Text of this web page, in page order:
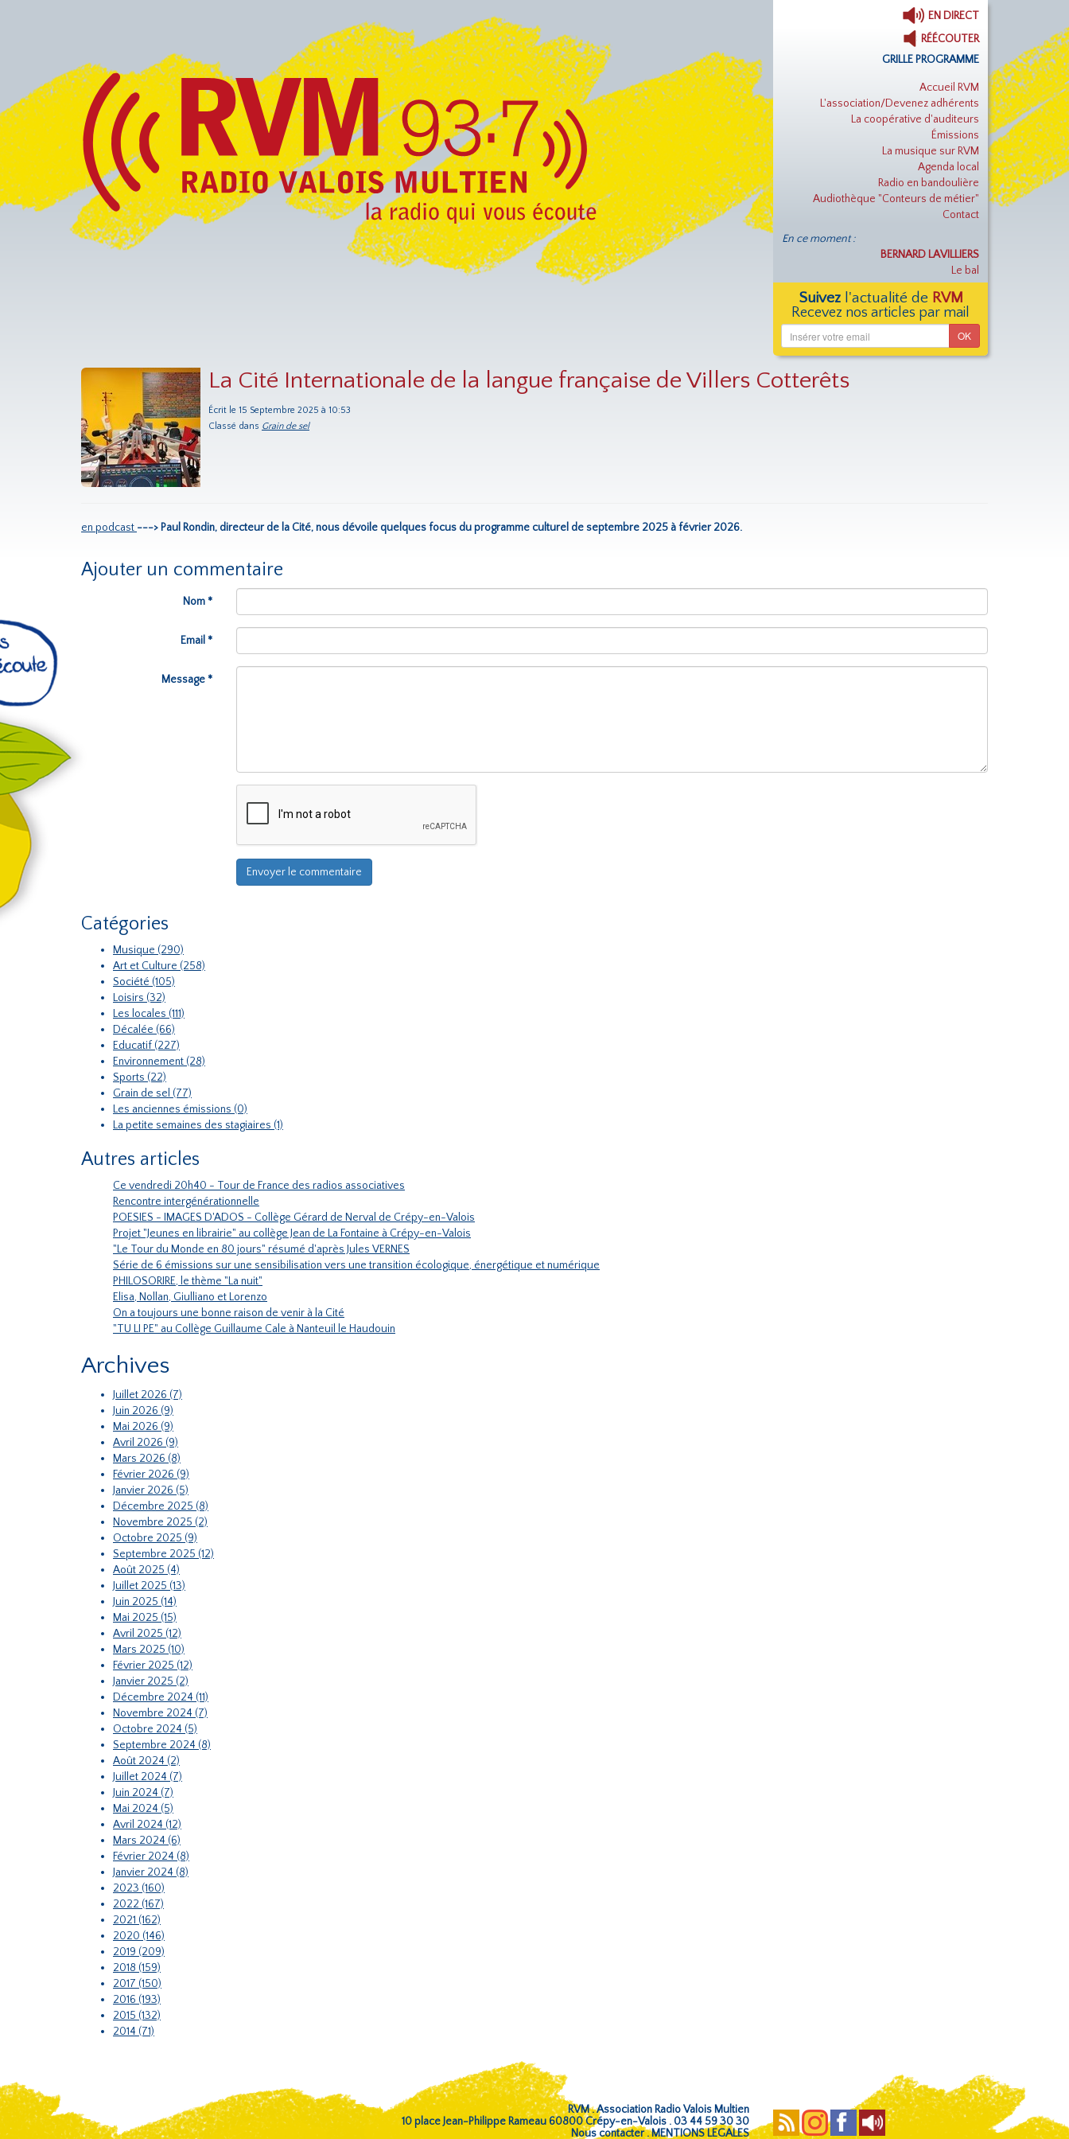
EN DIRECT
RÉÉCOUTER
GRILLE PROGRAMME
Accueil RVM
L'association/Devenez adhérents
La coopérative d'auditeurs
Émissions
La musique sur RVM
Agenda local
Radio en bandoulière
Audiothèque "Conteurs de métier"
Contact
En ce moment :
BERNARD LAVILLIERS
Le bal
Suivezl'actualité de RVM
Recevez nos articles par mail
La Cité Internationale de la langue française de Villers Cotterêts
Écrit le 15 Septembre 2025 à 10:53
Classé dans Grain de sel
en podcast ---> Paul Rondin, directeur de la Cité, nous dévoile quelques focus du programme culturel de septembre 2025 à février 2026.
Ajouter un commentaire
Nom *
Email *
Message *
Catégories
Musique (290)
Art et Culture (258)
Société (105)
Loisirs (32)
Les locales (111)
Décalée (66)
Educatif (227)
Environnement (28)
Sports (22)
Grain de sel (77)
Les anciennes émissions (0)
La petite semaines des stagiaires (1)
Autres articles
Ce vendredi 20h40 - Tour de France des radios associatives
Rencontre intergénérationnelle
POESIES - IMAGES D'ADOS - Collège Gérard de Nerval de Crépy-en-Valois
Projet "Jeunes en librairie" au collège Jean de La Fontaine à Crépy-en-Valois
"Le Tour du Monde en 80 jours" résumé d'après Jules VERNES
Série de 6 émissions sur une sensibilisation vers une transition écologique, énergétique et numérique
PHILOSORIRE, le thème "La nuit"
Elisa, Nollan, Giulliano et Lorenzo
On a toujours une bonne raison de venir à la Cité
"TU LI PE" au Collège Guillaume Cale à Nanteuil le Haudouin
Archives
Juillet 2026 (7)
Juin 2026 (9)
Mai 2026 (9)
Avril 2026 (9)
Mars 2026 (8)
Février 2026 (9)
Janvier 2026 (5)
Décembre 2025 (8)
Novembre 2025 (2)
Octobre 2025 (9)
Septembre 2025 (12)
Août 2025 (4)
Juillet 2025 (13)
Juin 2025 (14)
Mai 2025 (15)
Avril 2025 (12)
Mars 2025 (10)
Février 2025 (12)
Janvier 2025 (2)
Décembre 2024 (11)
Novembre 2024 (7)
Octobre 2024 (5)
Septembre 2024 (8)
Août 2024 (2)
Juillet 2024 (7)
Juin 2024 (7)
Mai 2024 (5)
Avril 2024 (12)
Mars 2024 (6)
Février 2024 (8)
Janvier 2024 (8)
2023 (160)
2022 (167)
2021 (162)
2020 (146)
2019 (209)
2018 (159)
2017 (150)
2016 (193)
2015 (132)
2014 (71)
RVM . Association Radio Valois Multien
10 place Jean-Philippe Rameau 60800 Crépy-en-Valois . 03 44 59 30 30
Nous contacter.MENTIONS LEGALES